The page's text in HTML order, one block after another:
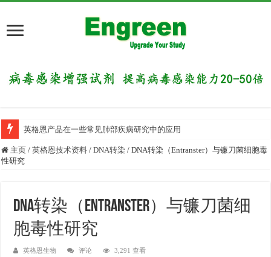
英格恩产品在一些常见肺部疾病研究中的应用
主页 / 英格恩技术资料 / DNA转染 / DNA转染（Entranster）与镰刀菌细胞毒
性研究
DNA转染（Entranster）与镰刀菌细
胞毒性研究
英格恩生物 评论 3,291 查看